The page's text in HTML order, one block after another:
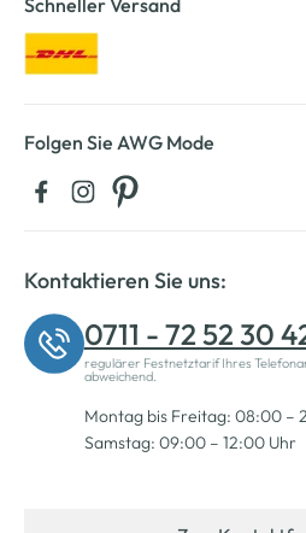
Schneller Versand
Folgen Sie AWG Mode
Kontaktieren Sie uns:
0711 - 72 52 30
regulärer Festnetztarif Ihres
abweichend.
Montag bis Freitag: 08:00 –
Samstag: 09:00 – 12:00 Uhr